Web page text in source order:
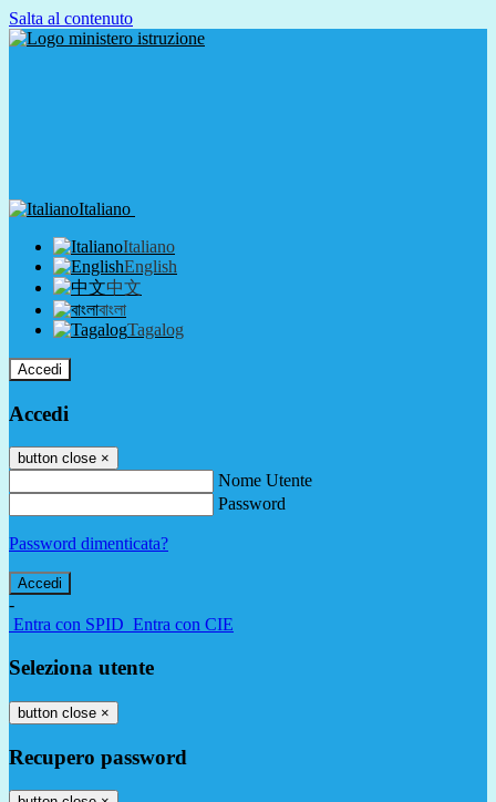
Salta al contenuto
Italiano
Italiano
English
中文
বাংলা
Tagalog
Accedi
Accedi
button close ×
Nome Utente
Password
Password dimenticata?
-
Entra con SPID Entra con CIE
Seleziona utente
button close ×
Recupero password